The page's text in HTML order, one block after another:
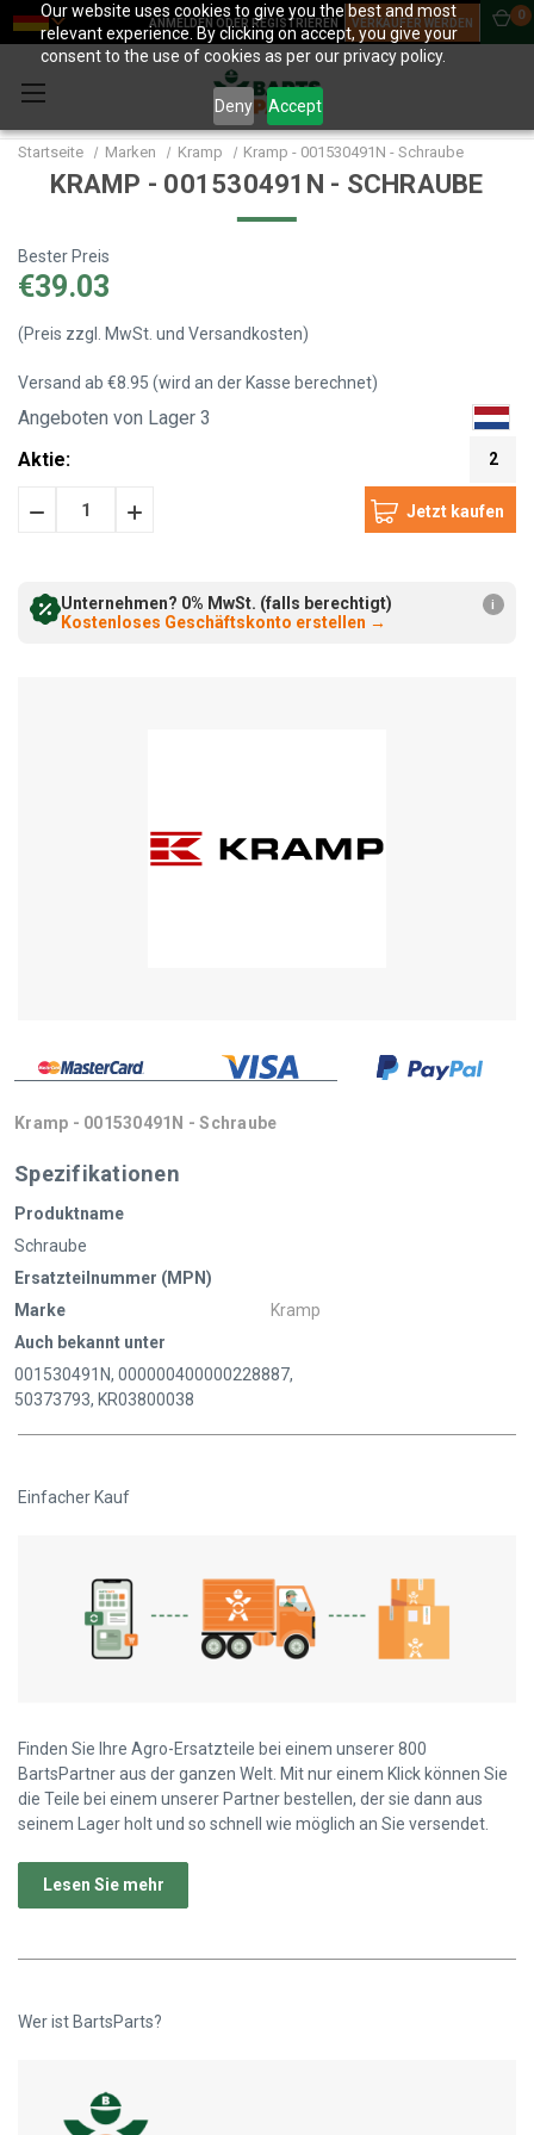
Our website uses cookies to give you the best and most
relevant experience. By clicking on accept, you give your
consent to the use of cookies as per our privacy policy.
Deny Accept
ANMELDEN ODER REGISTRIEREN VERKÄUFER WERDEN
0
Startseite Marken Kramp Kramp - 001530491N - Schraube
KRAMP - 001530491N - SCHRAUBE
Bester Preis
€39.03
(Preis zzgl. MwSt. und Versandkosten)
Versand ab €8.95 (wird an der Kasse berechnet)
Angeboten von Lager 3
Aktie:
2
Menge Menge
Unternehmen? 0% MwSt. (falls berechtigt)
Kostenloses Geschäftskonto erstellen →
i
Kramp - 001530491N - Schraube
Spezifikationen
Produktname
Schraube
Ersatzteilnummer (MPN)
Marke
Kramp
Auch bekannt unter
001530491N, 000000400000228887,
50373793, KR03800038
Einfacher Kauf
Finden Sie Ihre Agro-Ersatzteile bei einem unserer 800
BartsPartner aus der ganzen Welt. Mit nur einem Klick können Sie
die Teile bei einem unserer Partner bestellen, der sie dann aus
seinem Lager holt und so schnell wie möglich an Sie versendet.
Lesen Sie mehr
Wer ist BartsParts?